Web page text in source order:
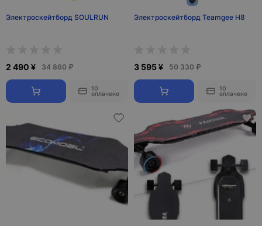
Электроскейтборд SOULRUN
2 490 ¥ 34 860 ₽
10
оплачено
Электроскейтборд Teamgee H8
3 595 ¥ 50 330 ₽
10
оплачено